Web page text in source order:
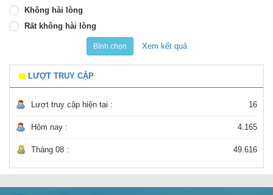
Không hài lòng
Rất không hài lòng
Bình chọn Xem kết quả
LƯỢT TRUY CẬP
Lượt truy cập hiện tại : 16
Hôm nay : 4.165
Tháng 08 : 49.616